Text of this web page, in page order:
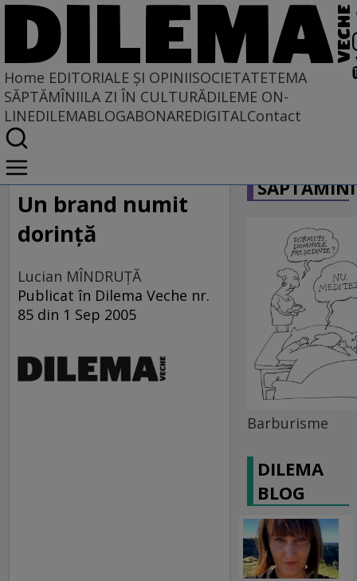
Home EDITORIALE ȘI OPINIISOCIETATETEMA
SĂPTĂMÎNIILA ZI ÎN CULTURĂDILEME ON-
LINEDILEMABLOGABONAREDIGITALContact
Home
EDITORIALE ȘI OPINII
PE CE LUME TRĂIM
Un brand numit
dorinţă
Lucian MÎNDRUŢĂ
Publicat în Dilema Veche nr.
85 din 1 Sep 2005
Barburisme
DILEMA
BLOG